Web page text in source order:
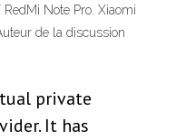
Note Pro. Xiaomi
de la discussion
private
It has